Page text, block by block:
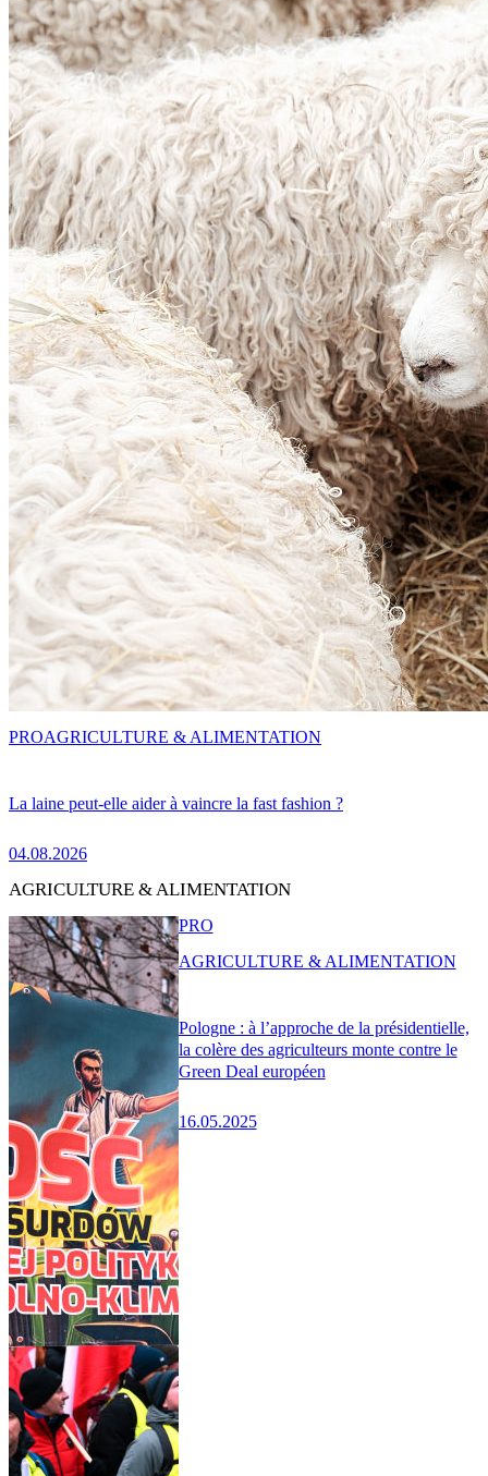
La laine peut-elle aider à vaincre la fast fashion ?
04.08.2026
PROAGRICULTURE & ALIMENTATION
AGRICULTURE & ALIMENTATION
Pologne : à l’approche de la présidentielle,
la colère des agriculteurs monte contre le
Green Deal européen
16.05.2025
PRO
AGRICULTURE & ALIMENTATION